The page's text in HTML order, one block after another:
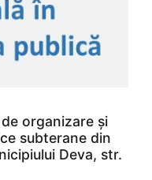
organizare și
subterane din
Deva, str.